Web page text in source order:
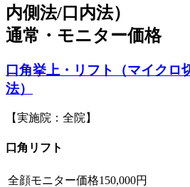
内側法/口内法）
通常・モニター価格
口角挙上・リフト（マイクロ
法）
【実施院：全院】
口角リフト
全顔モニター価格150,000円